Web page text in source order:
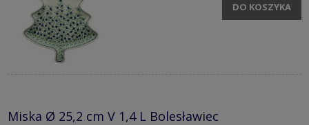
DO KOSZYKA
Miska Ø 25,2 cm V 1,4 L Bolesławiec